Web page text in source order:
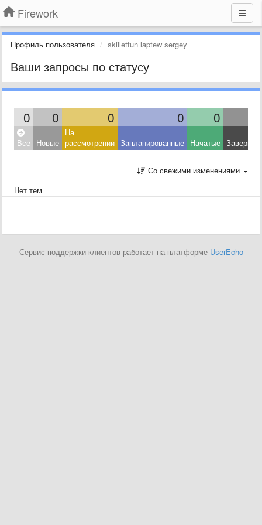
Firework
Профиль пользователя skilletfun laptew sergey
Ваши запросы по статусу
0 0 0 0 0
Все Новые
На
рассмотрении Запланированные Начатые
Со свежими изменениями
Нет тем
Сервис поддержки клиентов работает на платформе UserEcho